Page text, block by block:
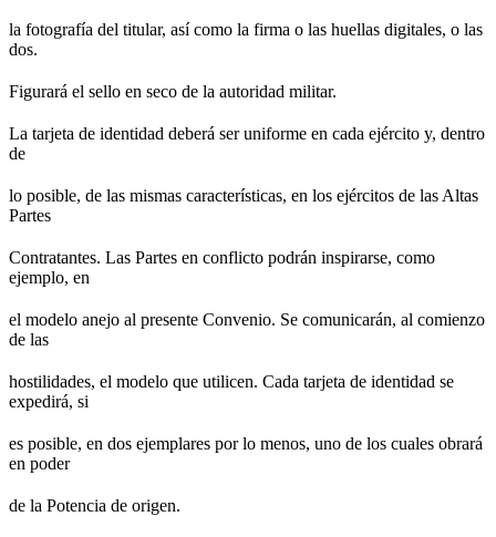
la fotografía del titular, así como la firma o las huellas digitales, o las
dos.
Figurará el sello en seco de la autoridad militar.
La tarjeta de identidad deberá ser uniforme en cada ejército y, dentro
de
lo posible, de las mismas características, en los ejércitos de las Altas
Partes
Contratantes. Las Partes en conflicto podrán inspirarse, como
ejemplo, en
el modelo anejo al presente Convenio. Se comunicarán, al comienzo
de las
hostilidades, el modelo que utilicen. Cada tarjeta de identidad se
expedirá, si
es posible, en dos ejemplares por lo menos, uno de los cuales obrará
en poder
de la Potencia de origen.